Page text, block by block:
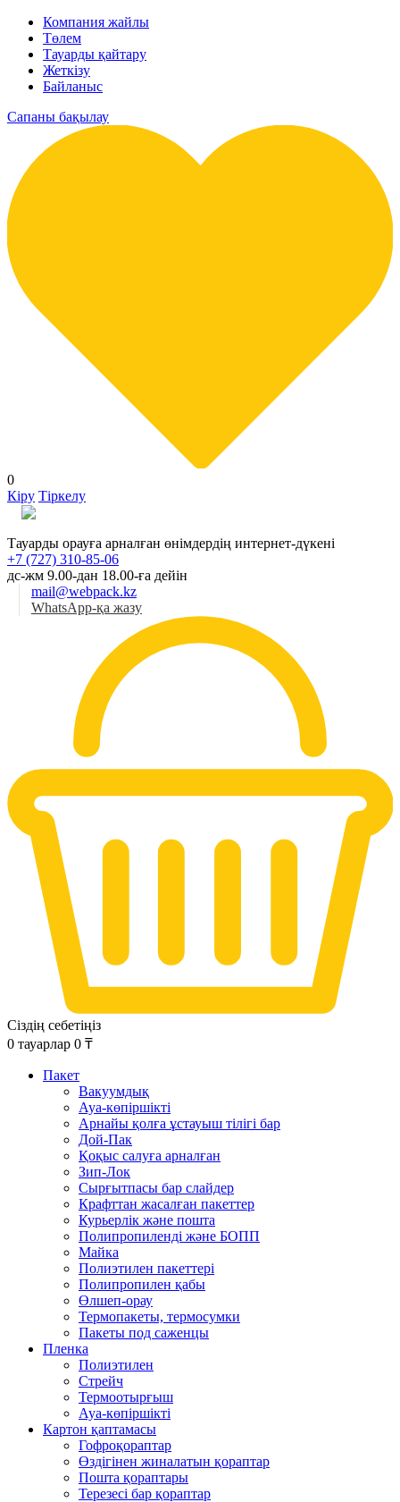
Компания жайлы
Төлем
Тауарды қайтару
Жеткізу
Байланыс
Сапаны бақылау
0
Кіру Тіркелу
Тауарды орауға арналған өнімдердің интернет-дүкені
+7 (727) 310-85-06
дс-жм 9.00-дан 18.00-ға дейін
mail@webpack.kz
WhatsApp-қа жазу
Сіздің себетіңіз
0 тауарлар 0 ₸
Пакет
Вакуумдық
Ауа-көпіршікті
Арнайы қолға ұстауыш тілігі бар
Дой-Пак
Қоқыс салуға арналған
Зип-Лок
Сырғытпасы бар слайдер
Крафттан жасалған пакеттер
Курьерлік және пошта
Полипропиленді және БОПП
Майка
Полиэтилен пакеттері
Полипропилен қабы
Өлшеп-орау
Термопакеты, термосумки
Пакеты под саженцы
Пленка
Полиэтилен
Стрейч
Термоотырғыш
Ауа-көпіршікті
Картон қаптамасы
Гофроқораптар
Өздігінен жиналатын қораптар
Пошта қораптары
Терезесі бар қораптар